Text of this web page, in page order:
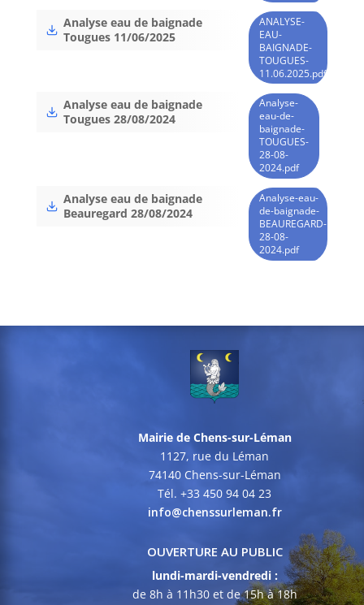
Analyse eau de baignade
Tougues 11/06/2025
ANALYSE-
EAU-
BAIGNADE-
TOUGUES-
11.06.2025.pdf
Analyse eau de baignade
Tougues 28/08/2024
Analyse-
eau-de-
baignade-
TOUGUES-
28-08-
2024.pdf
Analyse eau de baignade
Beauregard 28/08/2024
Analyse-eau-
de-baignade-
BEAUREGARD-
28-08-
2024.pdf
Mairie de Chens-sur-Léman
1127, rue du Léman
74140 Chens-sur-Léman
Tél. +33 450 94 04 23
info@chenssurleman.fr
OUVERTURE AU PUBLIC
lundi-mardi-vendredi :
de 8h à 11h30 et de 15h à 18h